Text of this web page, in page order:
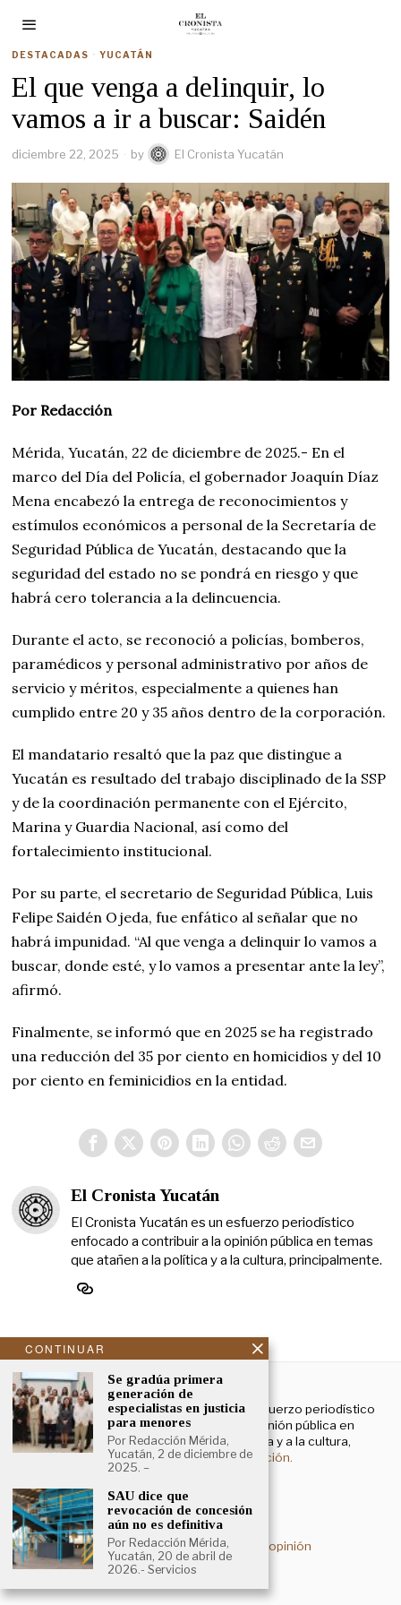
DESTACADAS · YUCATÁN
El que venga a delinquir, lo
vamos a ir a buscar: Saidén
diciembre 22, 2025 by El Cronista Yucatán
Por Redacción
Mérida, Yucatán, 22 de diciembre de 2025.- En el
marco del Día del Policía, el gobernador Joaquín Díaz
Mena encabezó la entrega de reconocimientos y
estímulos económicos a personal de la Secretaría de
Seguridad Pública de Yucatán, destacando que la
seguridad del estado no se pondrá en riesgo y que
habrá cero tolerancia a la delincuencia.
Durante el acto, se reconoció a policías, bomberos,
paramédicos y personal administrativo por años de
servicio y méritos, especialmente a quienes han
cumplido entre 20 y 35 años dentro de la corporación.
El mandatario resaltó que la paz que distingue a
Yucatán es resultado del trabajo disciplinado de la SSP
y de la coordinación permanente con el Ejército,
Marina y Guardia Nacional, así como del
fortalecimiento institucional.
Por su parte, el secretario de Seguridad Pública, Luis
Felipe Saidén Ojeda, fue enfático al señalar que no
habrá impunidad. “Al que venga a delinquir lo vamos a
buscar, donde esté, y lo vamos a presentar ante la ley”,
afirmó.
Finalmente, se informó que en 2025 se ha registrado
una reducción del 35 por ciento en homicidios y del 10
por ciento en feminicidios en la entidad.
El Cronista Yucatán
El Cronista Yucatán es un esfuerzo periodístico
enfocado a contribuir a la opinión pública en temas
que atañen a la política y a la cultura, principalmente.
NOSOTROS
El Cronista Yucatán es un esfuerzo periodístico
enfocado a contribuir a la opinión pública en
temas que atañen a la política y a la cultura,
principalmente.Más información.
Aviso de privacidad
Deslinde sobre contenidos de opinión
CONTINUAR
Se gradúa primera
generación de
especialistas en justicia
para menores
Por Redacción Mérida,
Yucatán, 2 de diciembre de
2025. –
SAU dice que
revocación de concesión
aún no es definitiva
Por Redacción Mérida,
Yucatán, 20 de abril de
2026.- Servicios